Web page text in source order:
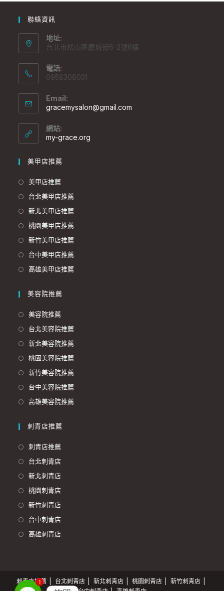
聯絡資訊
地址:
台北市松山區慶城街6-2號6樓
電話:
0958308031
Email:
gracemysalon@gmail.com
網站:
my-grace.org
美甲店推薦
美甲店推薦
台北美甲店推薦
新北美甲店推薦
桃園美甲店推薦
新竹美甲店推薦
台中美甲店推薦
高雄美甲店推薦
美容院推薦
美容院推薦
台北美容院推薦
新北美容院推薦
桃園美容院推薦
新竹美容院推薦
台中美容院推薦
高雄美容院推薦
刺青店推薦
刺青店推薦
台北刺青店
新北刺青店
桃園刺青店
新竹刺青店
台中刺青店
高雄刺青店
刺青店推薦 台北刺青店 新北刺青店 桃園刺青店
新竹刺青店
1